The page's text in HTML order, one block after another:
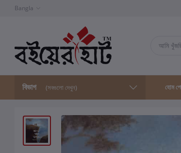
Bangla
বিভাগ (সবগুলো দেখুন) হোম